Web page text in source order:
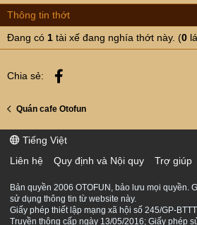
Thông tin thớt
Đang có 1 tài xế đang nghía thớt này. (0
Chia sẻ:
Quán cafe Otofun
Tiếng Việt
Liên hệ
Quy định và Nội quy Trợ giúp
Bản quyền 2006 OTOFUN, bảo lưu mọi quyền.
sử dụng thông tin từ website này.
Giấy phép thiết lập mạng xã hội số 245/GP-
Truyền thông cấp ngày 13/05/2016; Giấy phép